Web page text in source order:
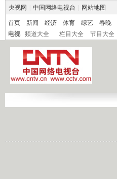
央视网 中国网络电视台 网站地图
首页 新闻 经济 体育 综艺 春晚
电视
频道大全 栏目大全 节目大全